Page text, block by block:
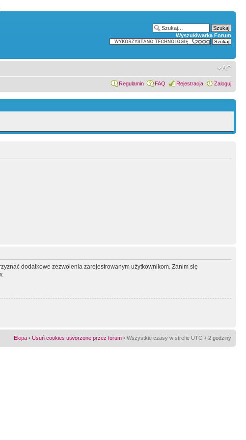
Wyszukiwarka Forum
Regulamin FAQ Rejestracja Zaloguj
dodatkowe zezwolenia zarejestrowanym użytkownikom. Zanim się
Ekipa • Usuń cookies utworzone przez forum • Wszystkie czasy w strefie UTC + 2 godziny